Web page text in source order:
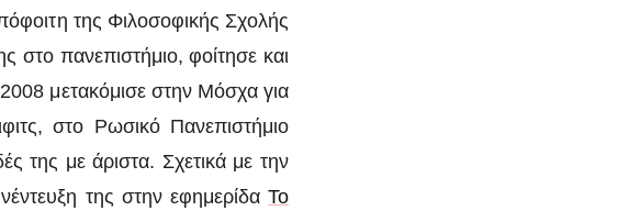
της Φιλοσοφικής Σχολής
στο πανεπιστήμιο, φοίτησε και
μετακόμισε στην Μόσχα για
στο Ρωσικό Πανεπιστήμιο
της με άριστα. Σχετικά με την
της στην εφημερίδα Το